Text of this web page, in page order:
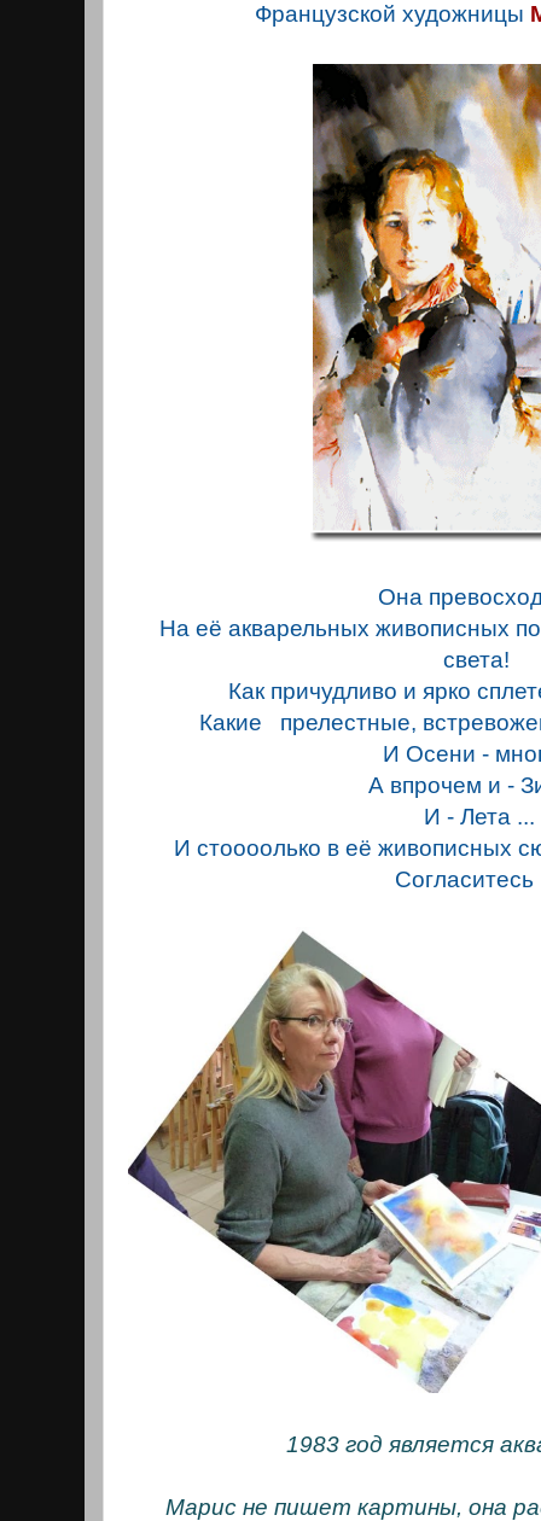
Французской художницы
Она
На её акварельных живописных
света!
Как причудливо и ярко
Какие прелестныe,
И Осени -
А впрочем и -
И - Лета ...
И стоoooлько в её живописных
Согласитесь
1983 год является
Марис не пишет картины, она